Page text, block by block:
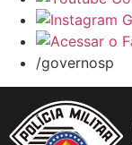
/governosp